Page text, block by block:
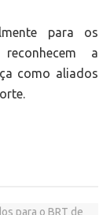
para os
a
como aliados